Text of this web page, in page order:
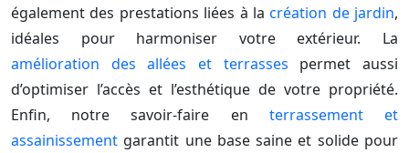
également des prestations liées à lacréation de jardin,
idéales pour harmoniser votre extérieur. La
amélioration des allées et terrasses permet aussi
d’optimiser l’accès et l’esthétique de votre propriété.
Enfin, notre savoir-faire en terrassement et
assainissement garantit une base saine et solide pour